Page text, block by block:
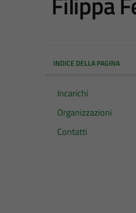
INDICE DELLA PAGINA
Incarichi
Organizzazioni
Contatti